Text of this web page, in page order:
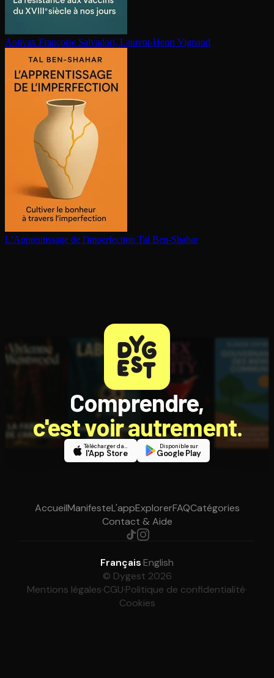
Antivax Françoise Salvadori, Laurent-Henri Vignaud
L’Ap­pren­tis­sage de l'im­per­fec­tion Tal Ben-Shahar
Comprendre,
c'est voir autrement.
Télécharger dans
l'App Store
Disponible sur
Google Play
AccueilManifesteL'appExplorerFAQCatégories
Contact & Aide
Français·English
© Dygest 2026
Mentions légales·CGU·Politique de confidentialité·
Cookies